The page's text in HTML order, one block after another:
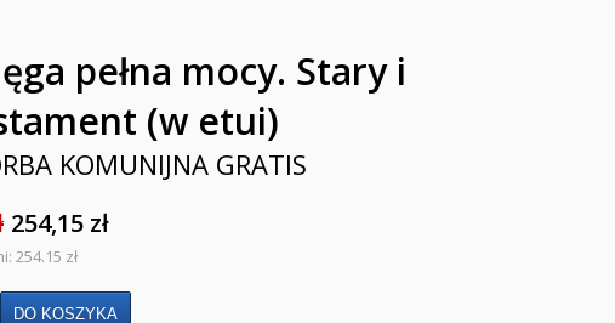
pełna mocy. Stary i
(w etui)
KOMUNIJNA GRATIS
254,15 zł
254.15 zł